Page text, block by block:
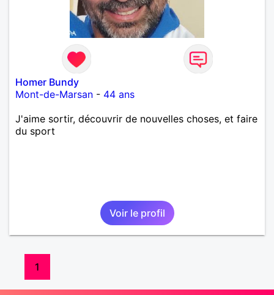
Homer Bundy
Mont-de-Marsan - 44 ans
J'aime sortir, découvrir de nouvelles choses, et faire
du sport
Voir le profil
1